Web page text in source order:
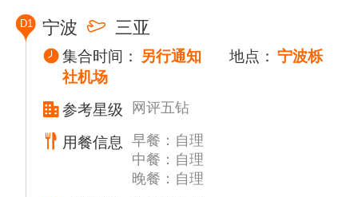
D1 宁波 三亚
集合时间： 另行通知 地点： 宁波栎
社机场
参考星级
网评五钻
用餐信息
早餐：自理
中餐：自理
晚餐：自理